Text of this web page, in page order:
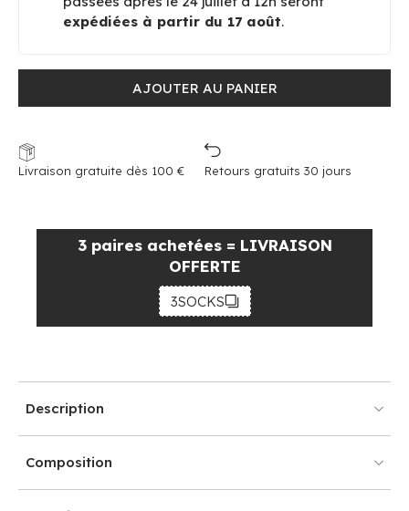
expédiées à partir du 17 août.
AJOUTER AU PANIER
Livraison gratuite dès 100 € Retours gratuits 30 jours
3 paires achetées = LIVRAISON
OFFERTE
3SOCKS
Description
Composition